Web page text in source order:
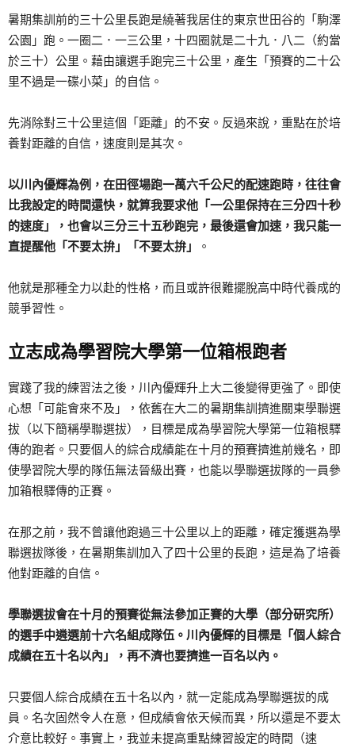
暑期集訓前的三十公里長跑是繞著我居住的東京世田谷的「駒澤
公園」跑。一圈二．一三公里，十四圈就是二十九．八二（約當
於三十）公里。藉由讓選手跑完三十公里，產生「預賽的二十公
里不過是一碟小菜」的自信。
先消除對三十公里這個「距離」的不安。反過來說，重點在於培
養對距離的自信，速度則是其次。
以川內優輝為例，在田徑場跑一萬六千公尺的配速跑時，往往會
比我設定的時間還快，就算我要求他「一公里保持在三分四十秒
的速度」，也會以三分三十五秒跑完，最後還會加速，我只能一
直提醒他「不要太拚」「不要太拚」
。
他就是那種全力以赴的性格，而且或許很難擺脫高中時代養成的
競爭習性。
立志成為學習院大學第一位箱根跑者
實踐了我的練習法之後，川內優輝升上大二後變得更強了。即使
心想「可能會來不及」，依舊在大二的暑期集訓擠進關東學聯選
拔（以下簡稱學聯選拔），目標是成為學習院大學第一位箱根驛
傳的跑者。只要個人的綜合成績能在十月的預賽擠進前幾名，即
使學習院大學的隊伍無法晉級出賽，也能以學聯選拔隊的一員參
加箱根驛傳的正賽。
在那之前，我不曾讓他跑過三十公里以上的距離，確定獲選為學
聯選拔隊後，在暑期集訓加入了四十公里的長跑，這是為了培養
他對距離的自信。
學聯選拔會在十月的預賽從無法參加正賽的大學（部分研究所）
的選手中遴選前十六名組成隊伍。川內優輝的目標是「個人綜合
成績在五十名以內」，再不濟也要擠進一百名以內。
只要個人綜合成績在五十名以內，就一定能成為學聯選拔的成
員。名次固然令人在意，但成績會依天候而異，所以還是不要太
介意比較好。事實上，我並未提高重點練習設定的時間（速